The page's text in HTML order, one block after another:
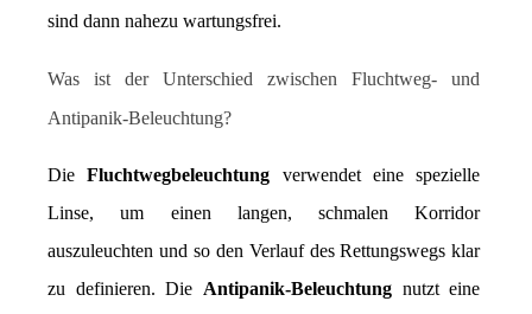
sind dann nahezu wartungsfrei.
Was ist der Unterschied zwischen Fluchtweg- und
Antipanik-Beleuchtung?
Die Fluchtwegbeleuchtung verwendet eine spezielle
Linse, um einen langen, schmalen Korridor
auszuleuchten und so den Verlauf des Rettungswegs klar
zu definieren. Die Antipanik-Beleuchtung nutzt eine